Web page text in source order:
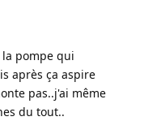
la pompe qui
après ça aspire
pas..j'ai même
du tout..